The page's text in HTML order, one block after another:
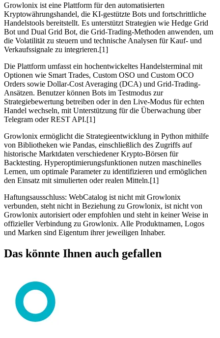
Growlonix ist eine Plattform für den automatisierten
Kryptowährungshandel, die KI-gestützte Bots und fortschrittliche
Handelstools bereitstellt. Es unterstützt Strategien wie Hedge Grid
Bot und Dual Grid Bot, die Grid-Trading-Methoden anwenden, um
die Volatilität zu steuern und technische Analysen für Kauf- und
Verkaufssignale zu integrieren.[1]
Die Plattform umfasst ein hochentwickeltes Handelsterminal mit
Optionen wie Smart Trades, Custom OSO und Custom OCO
Orders sowie Dollar-Cost Averaging (DCA) und Grid-Trading-
Ansätzen. Benutzer können Bots im Testmodus zur
Strategiebewertung betreiben oder in den Live-Modus für echten
Handel wechseln, mit Unterstützung für die Überwachung über
Telegram oder REST API.[1]
Growlonix ermöglicht die Strategieentwicklung in Python mithilfe
von Bibliotheken wie Pandas, einschließlich des Zugriffs auf
historische Marktdaten verschiedener Krypto-Börsen für
Backtesting. Hyperoptimierungsfunktionen nutzen maschinelles
Lernen, um optimale Parameter zu identifizieren und ermöglichen
den Einsatz mit simulierten oder realen Mitteln.[1]
Haftungsausschluss: WebCatalog ist nicht mit Growlonix
verbunden, steht nicht in Beziehung zu Growlonix, ist nicht von
Growlonix autorisiert oder empfohlen und steht in keiner Weise in
offizieller Verbindung zu Growlonix. Alle Produktnamen, Logos
und Marken sind Eigentum ihrer jeweiligen Inhaber.
Das könnte Ihnen auch gefallen